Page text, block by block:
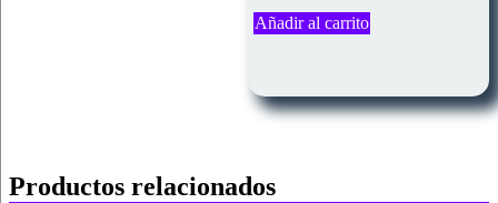
de 5
Añadir al carrito
Productos relacionados